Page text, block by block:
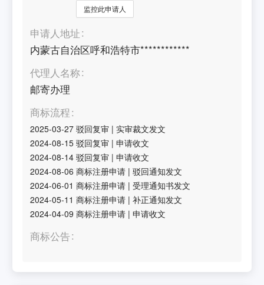
监控此申请人
申请人地址
内蒙古自治区呼和浩特市************
代理人名称
邮寄办理
商标流程
2025-03-27 驳回复审 | 实审裁文发文
2024-08-15 驳回复审 |申请收文
2024-08-14 驳回复审 |申请收文
2024-08-06 商标注册申请 |驳回通知发文
2024-06-01 商标注册申请 |受理通知书发文
2024-05-11 商标注册申请 |补正通知发文
2024-04-09 商标注册申请 |申请收文
商标公告